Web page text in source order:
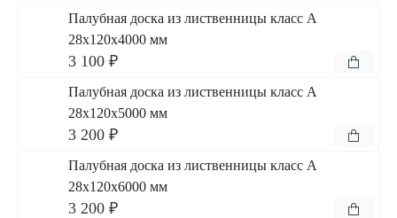
Палубная доска из лиственницы класс А
28x120x4000 мм
3 100 ₽
Палубная доска из лиственницы класс А
28x120x5000 мм
3 200 ₽
Палубная доска из лиственницы класс А
28x120x6000 мм
3 200 ₽